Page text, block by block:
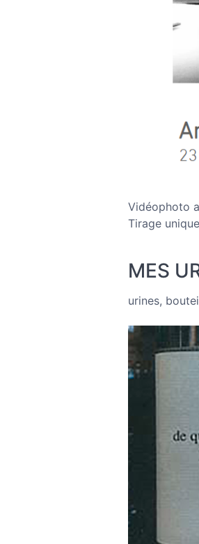
Vidéophoto
Tirage
MES
urines,